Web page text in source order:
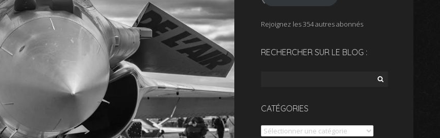
Rejoignez les 354 autres abonnés
RECHERCHER SUR LE BLOG :
CATÉGORIES
Catégories